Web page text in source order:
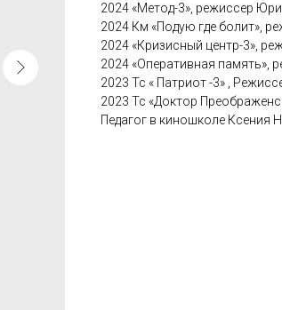
2024 «Метод-3», режиссер
2024 Км «Подую где болит»,
2024 «Кризисный центр-3»,
2024 «Оперативная память»,
2023 Тс « Патриот -3» ,
2023 Тс «Доктор
Педагог в киношколе Ксения